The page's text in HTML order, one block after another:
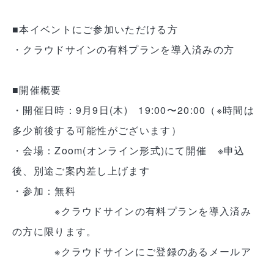
■本イベントにご参加いただける方
・クラウドサインの有料プランを導入済みの方
■開催概要
・開催日時：9月9日(木) 19:00〜20:00（※時間は
多少前後する可能性がございます）
・会場：Zoom(オンライン形式)にて開催 ※申込
後、別途ご案内差し上げます
・参加：無料
※クラウドサインの有料プランを導入済み
の方に限ります。
※クラウドサインにご登録のあるメールア